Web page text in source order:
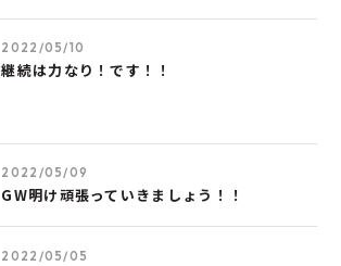
2022/05/10
継続は力なり！です！！
2022/05/09
GW明け頑張っていきましょう！！
2022/05/05